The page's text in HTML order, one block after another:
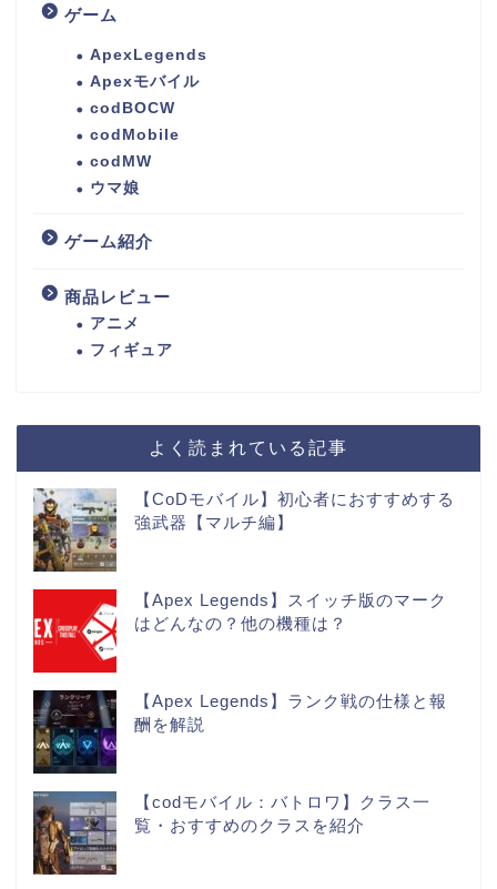
ゲーム
ApexLegends
Apexモバイル
codBOCW
codMobile
codMW
ウマ娘
ゲーム紹介
商品レビュー
アニメ
フィギュア
よく読まれている記事
【CoDモバイル】初心者におすすめする
強武器【マルチ編】
【Apex Legends】スイッチ版のマーク
はどんなの？他の機種は？
【Apex Legends】ランク戦の仕様と報
酬を解説
【codモバイル：バトロワ】クラス一
覧・おすすめのクラスを紹介